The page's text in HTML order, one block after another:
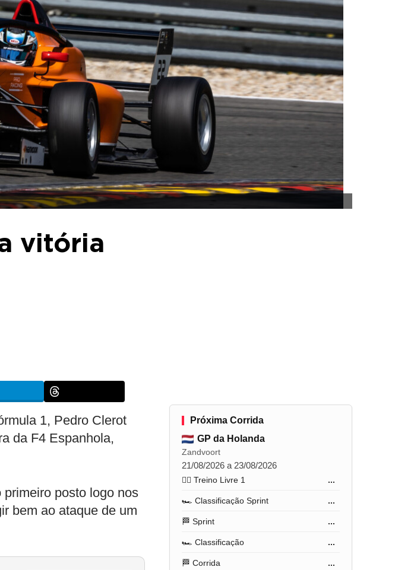
vitória
1, Pedro Clerot
da F4 Espanhola,
posto logo nos
bem ao ataque de um
Próxima Corrida
GP da Holanda
Zandvoort
21/08/2026 a 23/08/2026
🏋️‍♂️ Treino Livre 1 ...
🏎️ Classificação Sprint ...
🏁 Sprint ...
🏎️ Classificação ...
🏁 Corrida ...